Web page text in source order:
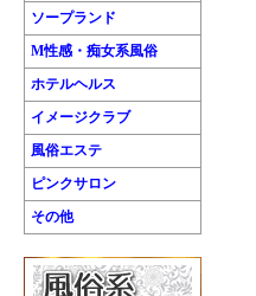
ソープランド
M性感・痴女系風俗
ホテルヘルス
イメージクラブ
風俗エステ
ピンクサロン
その他